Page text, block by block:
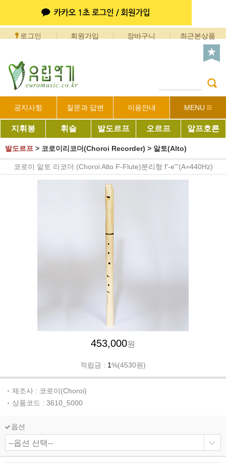
로그인 회원가입 장바구니 최근본상품
공지사항 질문과 답변 이용안내 MENU
지휘봉 휘슬 발도르프 오르프 알프호른
발도르프 > 코로이리코더(Choroi Recorder) > 알토(Alto)
코로이 알토 리코더 (Choroi Alto F-Flute)분리형 f'-e"'(A=440Hz)
453,000원
적립금 : 1%(4530원)
제조사 : 코로이(Choroi)
상품코드 : 3610_5000
옵션